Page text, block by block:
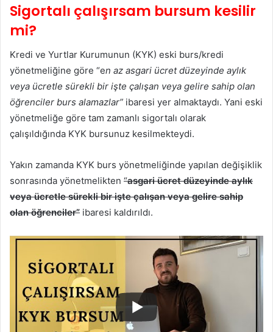
Sigortalı çalışırsam bursum kesilir
mi?
Kredi ve Yurtlar Kurumunun (KYK) eski burs/kredi
yönetmeliğine göre “en az asgari ücret düzeyinde aylık
veya ücretle sürekli bir işte çalışan veya gelire sahip olan
öğrenciler burs alamazlar” ibaresi yer almaktaydı. Yani eski
yönetmeliğe göre tam zamanlı sigortalı olarak
çalışıldığında KYK bursunuz kesilmekteydi.
Yakın zamanda KYK burs yönetmeliğinde yapılan değişiklik
sonrasında yönetmelikten “asgari ücret düzeyinde aylık
veya ücretle sürekli bir işte çalışan veya gelire sahip
olan öğrenciler” ibaresi kaldırıldı.